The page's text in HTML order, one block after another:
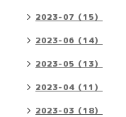
2023-07（15）
2023-06（14）
2023-05（13）
2023-04（11）
2023-03（18）